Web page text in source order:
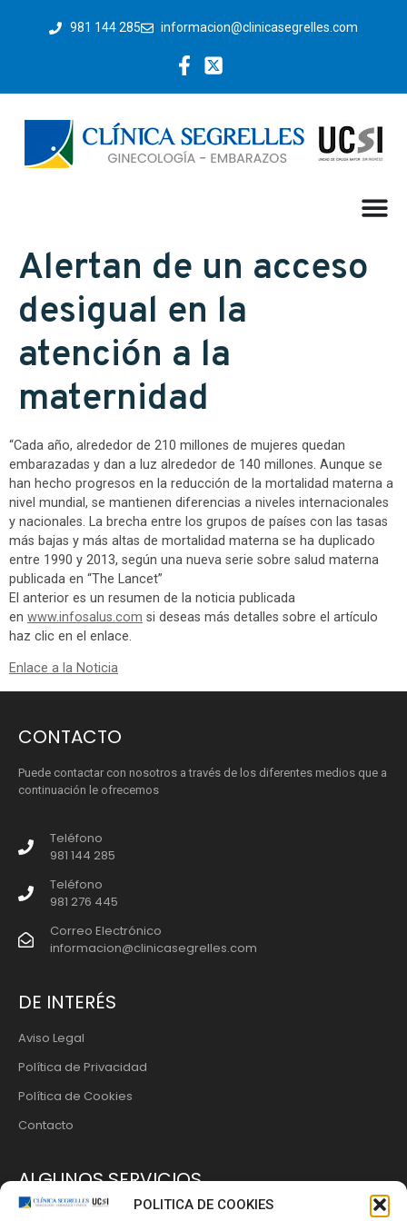
POLITICA DE COOKIES
981 144 285 informacion@clinicasegrelles.com
Alertan de un acceso
desigual en la
atención a la
maternidad
“Cada año, alrededor de 210 millones de mujeres quedan
embarazadas y dan a luz alrededor de 140 millones. Aunque se
han hecho progresos en la reducción de la mortalidad materna a
nivel mundial, se mantienen diferencias a niveles internacionales
y nacionales. La brecha entre los grupos de países con las tasas
más bajas y más altas de mortalidad materna se ha duplicado
entre 1990 y 2013, según una nueva serie sobre salud materna
publicada en “The Lancet”
El anterior es un resumen de la noticia publicada
en www.infosalus.com si deseas más detalles sobre el artículo
haz clic en el enlace.
Enlace a la Noticia
CONTACTO
Puede contactar con nosotros a través de los diferentes medios que a
continuación le ofrecemos
Teléfono
981 144 285
Teléfono
981 276 445
Correo Electrónico
informacion@clinicasegrelles.com
DE INTERÉS
Aviso Legal
Política de Privacidad
Política de Cookies
Contacto
ALGUNOS SERVICIOS